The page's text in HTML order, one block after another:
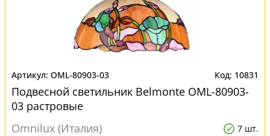
OML-80903-03 10831
Подвесной светильник Belmonte OML-80903-
03 растровые
Omnilux (Италия)
7 шт.